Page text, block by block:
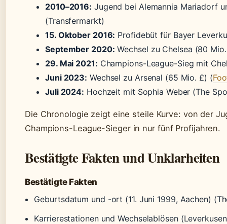
2010–2016: Jugend bei Alemannia Mariadorf
(Transfermarkt)
15. Oktober 2016: Profidebüt für Bayer
September 2020: Wechsel zu Chelsea (80
29. Mai 2021: Champions-League-Sieg mit
Juni 2023: Wechsel zu Arsenal (65 Mio. £) (
Juli 2024: Hochzeit mit Sophia Weber (The
Die Chronologie zeigt eine steile Kurve: von der
Champions-League-Sieger in nur fünf Profijahren.
Bestätigte Fakten und Unklarheiten
Bestätigte Fakten
Geburtsdatum und -ort (11. Juni 1999, Aachen)
Karrierestationen und Wechselablösen